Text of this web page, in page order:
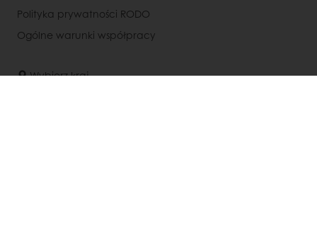
Polityka prywatności RODO
Ogólne warunki współpracy
Wybierz kraj